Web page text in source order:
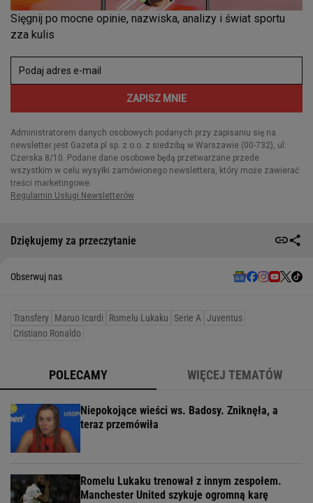
Dziękujemy za przeczytanie
Obserwuj nas
Transfery Maruo Icardi Romelu Lukaku Serie A Juventus
Cristiano Ronaldo
POLECAMY WIĘCEJ TEMATÓW
Niepokojące wieści ws. Badosy. Zniknęła, a
teraz przemówiła
Romelu Lukaku trenował z innym zespołem.
Manchester United szykuje ogromną karę